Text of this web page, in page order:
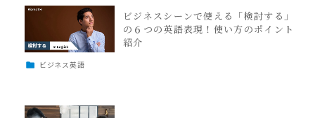
ビジネスシーンで使える「検討する」
の６つの英語表現！使い方のポイント
紹介
ビジネス英語